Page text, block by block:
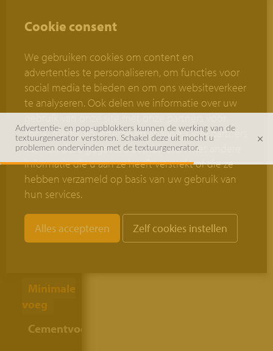
Elegantia
Elegantia
Karmijn
Elegantia
Titaan
Minimale
voeg
Minimale
voeg
Cementvoeg
Cookie consent
We gebruiken cookies om content en
advertenties te personaliseren, om functies voor
social media te bieden en om ons websiteverkeer
te analyseren. Ook delen we informatie over uw
social media, adverteren en analyse. Deze partners
kunnen deze gegevens combineren met andere
informatie die u aan ze heeft verstrekt of die ze
hebben verzameld op basis van uw gebruik van
hun services.
Zelf cookies instellen
Advertentie- en pop-upblokkers kunnen de werking van de
textuurgenerator verstoren. Schakel deze uit mocht u
problemen ondervinden met de textuurgenerator.